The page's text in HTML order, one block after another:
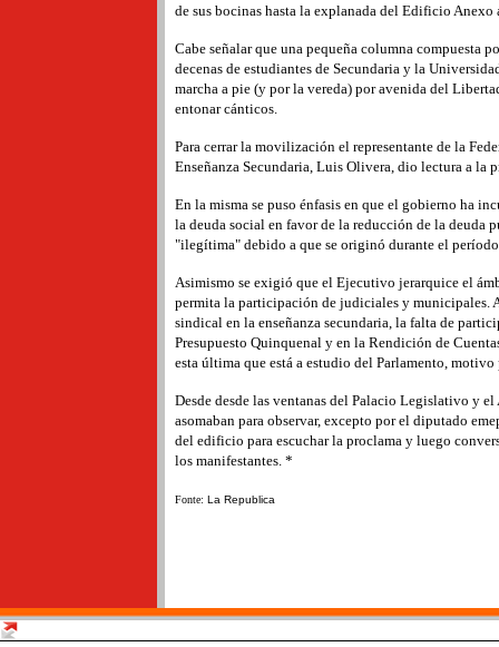
de sus bocinas­ hasta la explanada del Edificio
Cabe señalar que una pequeña columna compuesta
decenas de estudiantes de Secundaria y la
marcha a pie (y por la vereda) por avenida del
entonar cánticos.
Para cerrar la movilización el representante de la
Enseñanza Secundaria, Luis Olivera, dio lectura a la
En la misma se puso énfasis en que el gobierno ha
la deuda social en favor de la reducción de la deuda
"ilegítima" debido a que se originó durante el
Asimismo se exigió que el Ejecutivo jerarquice el
permita la participación de judiciales y municipales.
sindical en la enseñanza secundaria, la falta de
Presupuesto Quinquenal y en la Rendición de
esta última que está a estudio del Parlamento,
Desde desde las ventanas del Palacio Legislativo y el
asomaban para observar, excepto por el diputado
del edificio para escuchar la proclama y luego
los manifestantes. *
Fonte: La Republica